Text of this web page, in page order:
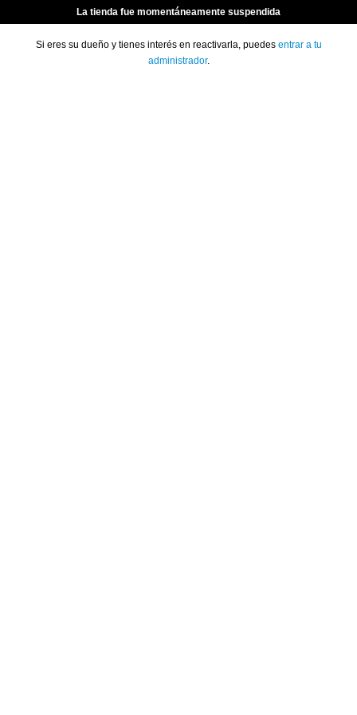
La tienda fue momentáneamente suspendida
Si eres su dueño y tienes interés en reactivarla, puedes entrar a tu
administrador.